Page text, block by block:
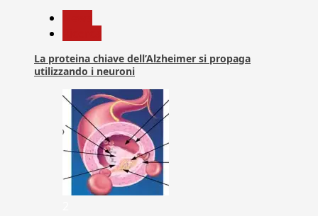
La proteina chiave dell’Alzheimer si propaga
utilizzando i neuroni